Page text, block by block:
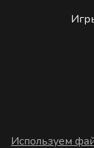
Используем